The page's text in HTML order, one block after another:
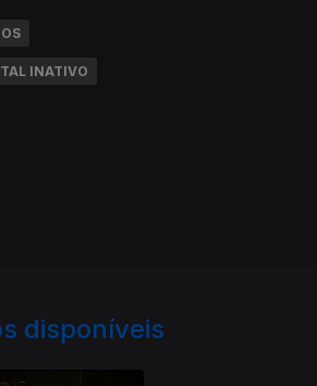
INATIVO
disponíveis